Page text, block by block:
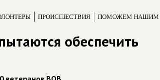
ПРОИCШЕСТВИЯ ПОМОЖЕМ НАШИМ
обеспечить